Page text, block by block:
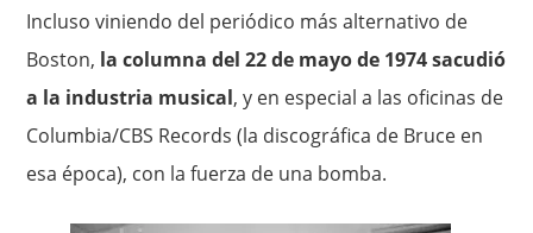
Incluso viniendo del periódico más alternativo de
Boston, la columna del 22 de mayo de 1974 sacudió
a la industria musical, y en especial a las oficinas de
Columbia/CBS Records (la discográfica de Bruce en
esa época), con la fuerza de una bomba.